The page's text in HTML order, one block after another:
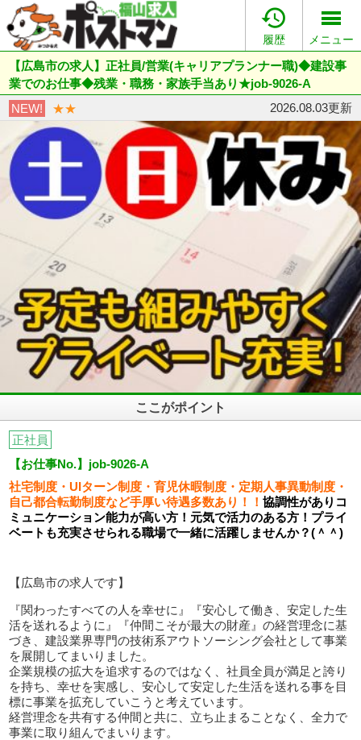

履歴 メニュー
【広島市の求人】正社員/営業(キャリアプランナー職)◆建設事
業でのお仕事◆残業・職務・家族手当あり★job-9026-A
NEW!
★★ 2026.08.03更新
ここがポイント
正社員
【お仕事No.】job-9026-A
社宅制度・UIターン制度・育児休暇制度・定期人事異動制度・
自己都合転勤制度など手厚い待遇多数あり！！協調性がありコ
ミュニケーション能力が高い方！ 元気で活力のある方！プライ
ベートも充実させられる職場で一緒に活躍しませんか？(＾＾)
【広島市の求人です】
『関わったすべての人を幸せに』『安心して働き、安定した生
活を送れるように』『仲間こそが最大の財産』の経営理念に基
づき、建設業界専門の技術系アウトソーシング会社として事業
を展開してまいりました。
企業規模の拡大を追求するのではなく、社員全員が満足と誇り
を持ち、幸せを実感し、安心して安定した生活を送れる事を目
標に事業を拡充していこうと考えています。
経営理念を共有する仲間と共に、立ち止まることなく、全力で
事業に取り組んでまいります。